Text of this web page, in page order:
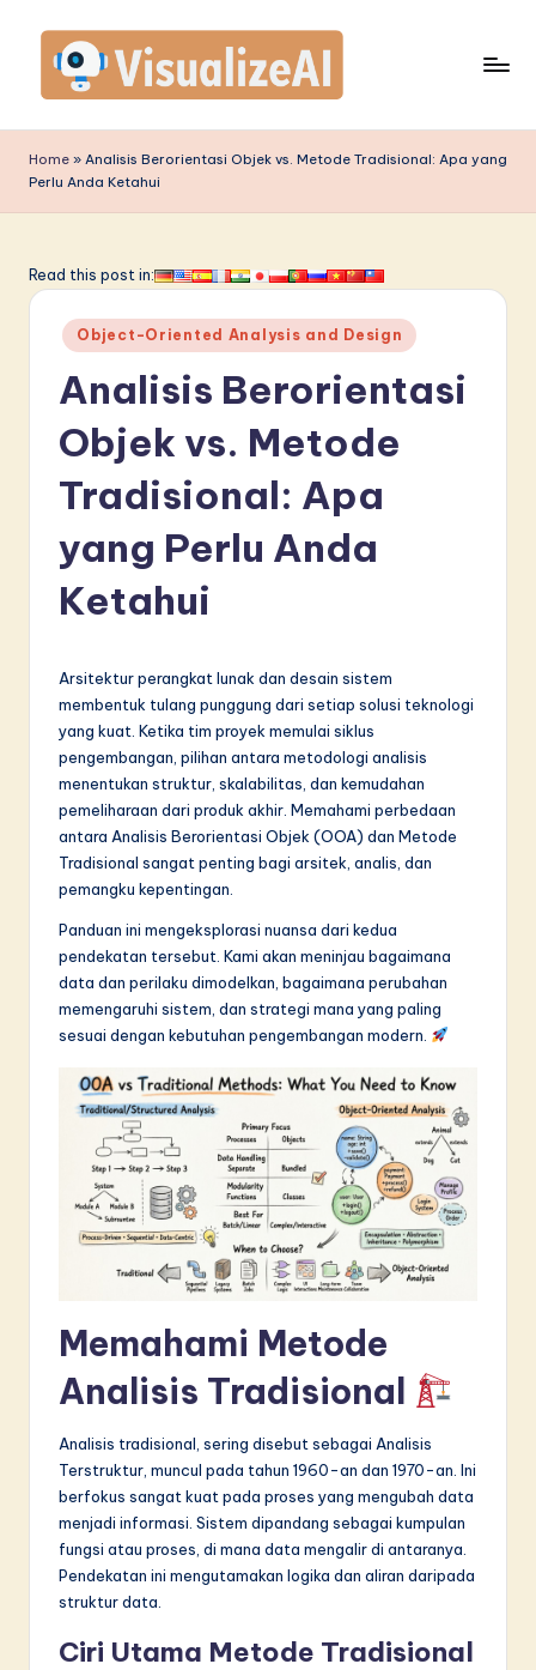
content
is
u
li
A
d
si
Home » Analisis Berorientasi Objek vs. Metode Tradisional: Apa yang
Perlu Anda Ketahui
Read this post in:
Posted
in
Object-Oriented Analysis and Design
Analisis Berorientasi
Objek vs. Metode
Tradisional: Apa
yang Perlu Anda
Ketahui
Arsitektur perangkat lunak dan desain sistem
membentuk tulang punggung dari setiap solusi teknologi
yang kuat. Ketika tim proyek memulai siklus
pengembangan, pilihan antara metodologi analisis
menentukan struktur, skalabilitas, dan kemudahan
pemeliharaan dari produk akhir. Memahami perbedaan
antara Analisis Berorientasi Objek (OOA) dan Metode
Tradisional sangat penting bagi arsitek, analis, dan
pemangku kepentingan.
Panduan ini mengeksplorasi nuansa dari kedua
pendekatan tersebut. Kami akan meninjau bagaimana
data dan perilaku dimodelkan, bagaimana perubahan
memengaruhi sistem, dan strategi mana yang paling
sesuai dengan kebutuhan pengembangan modern.
Memahami Metode
Analisis Tradisional
Analisis tradisional, sering disebut sebagai Analisis
Terstruktur, muncul pada tahun 1960-an dan 1970-an. Ini
berfokus sangat kuat pada proses yang mengubah data
menjadi informasi. Sistem dipandang sebagai kumpulan
fungsi atau proses, di mana data mengalir di antaranya.
Pendekatan ini mengutamakan logika dan aliran daripada
struktur data.
Ciri Utama Metode Tradisional